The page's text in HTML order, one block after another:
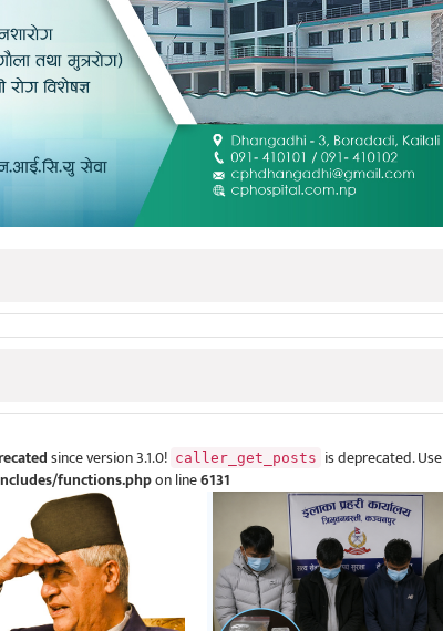
since version 3.1.0! caller_get_posts is deprecated. Use
functions.phpon line6131